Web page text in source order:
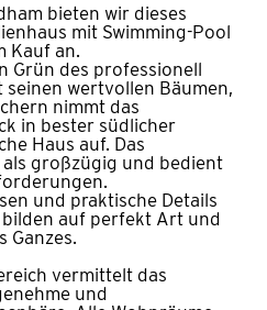
bieten wir dieses
mit Swimming-Pool
Kauf an.
Grün des professionell
wertvollen Bäumen,
nimmt das
in bester südlicher
Haus auf. Das
großzügig und bedient
und praktische Details
auf perfekt Art und
Ganzes.
vermittelt das
und